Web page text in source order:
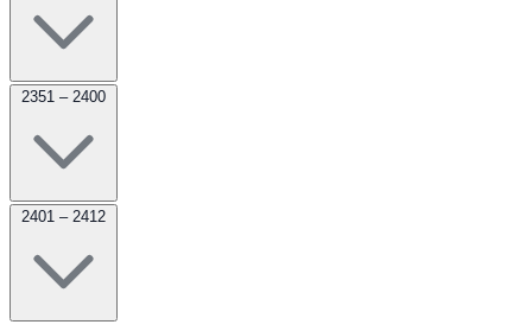
2351 – 2400
2401 – 2412